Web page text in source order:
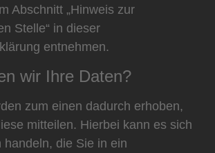
Abschnitt „Hinweis zur
Stelle“ in dieser
entnehmen.
wir Ihre Daten?
zum einen dadurch erhoben,
mitteilen. Hierbei kann es sich
handeln, die Sie in ein